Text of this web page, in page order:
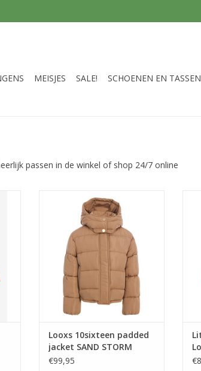
MEISJES SALE! SCHOENEN EN TASSEN
passen in de winkel of shop 24/7 online
Looxs 10sixteen padded jacket
SAND STORM
TOEVOEGEN AAN WINKELWAGEN
Looxs 10sixteen padded
jacket SAND STORM
€99,95